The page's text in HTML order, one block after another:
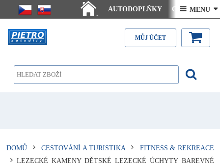
.
AUTODOPLŇKY Ceny doručení
Články - návody Kontakt
 MENU 
MŮJ ÚČET
DOMŮ CESTOVÁNÍ A TURISTIKA
FITNESS & REKREACE
LEZECKÉ KAMENY DĚTSKÉ LEZECKÉ ÚCHYTY BAREVNÉ